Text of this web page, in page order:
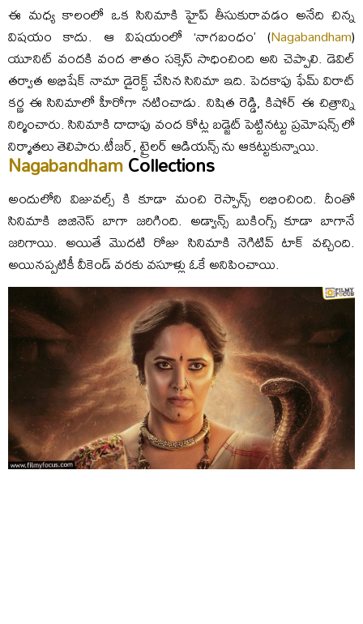
ఈ మధ్య కాలంలో ఒక సినిమాకి హైప్ తీసుకురావడం అనేది చిన్న
విషయం కాదు. ఆ విషయంలో ‘నాగబంధం’ (Nagabandham)
యూనిట్ వందకి వంద శాతం సక్సెస్ సాధించింది అని చెప్పాలి. డెవిల్
తర్వాత అభిషేక్ నామా డైరెక్ట్ చేసిన సినిమా ఇది. పెదకాపు ఫేమ్ విరాట్
కర్ణ ఈ సినిమాలో హీరోగా నటించాడు. నిషిత రెడ్డి, కిషోర్ ఈ చిత్రాన్ని
నిర్మించారు. సినిమాకి దాదాపు వంద కోట్ల బడ్జెట్ పెట్టినట్టు ప్రమోషన్స్ లో
నిర్మాతలు తెలిపారు.టీజర్, ట్రైలర్ ఆడియన్స్ ను ఆకట్టుకున్నాయి.
NagabandhamCollections
అందులోని విజువల్స్ కి కూడా మంచి రెస్పాన్స్ లభించింది. దీంతో
సినిమాకి బిజినెస్ బాగా జరిగింది. అడ్వాన్స్ బుకింగ్స్ కూడా బాగానే
జరిగాయి. అయితే మొదటి రోజు సినిమాకి నెగిటివ్ టాక్ వచ్చింది.
అయినప్పటికీ వీకెండ్ వరకు వసూళ్లు ఓకే అనిపించాయి.